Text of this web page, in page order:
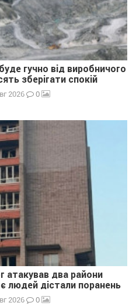
гучно від виробничого
зберігати спокій
2026 0
атакував два райони
людей дістали поранень
2026 0